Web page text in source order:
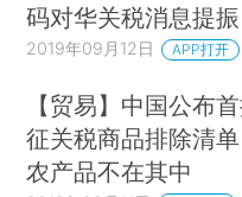
码对华关税消息提振
2019年09月12日 APP打开
【贸易】中国公布
征关税商品排除清
农产品不在其中